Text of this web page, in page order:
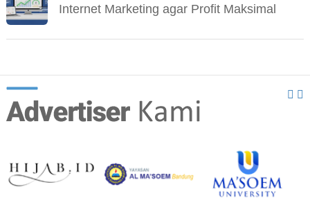
Internet Marketing agar Profit Maksimal